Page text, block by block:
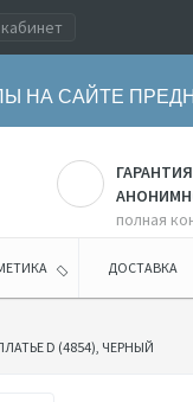
НА САЙТЕ
ГАРАНТИЯ
полная
ДОСТАВКА
D (4854), ЧЕРНЫЙ